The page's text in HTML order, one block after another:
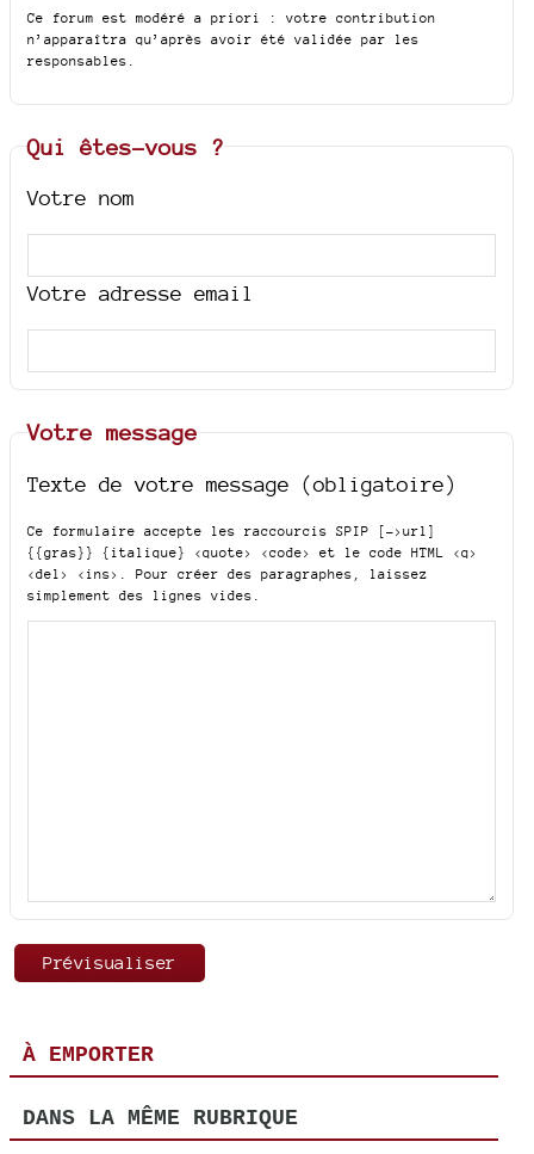
Ce forum est modéré a priori : votre contribution
n’apparaîtra qu’après avoir été validée par les
responsables.
Qui êtes-vous ?
Votre nom
Votre adresse email
Votre message
Texte de votre message (obligatoire)
Ce formulaire accepte les raccourcis SPIP
[->url]
{{gras}} {italique} <quote> <code>
et le code HTML <q>
<del> <ins>
. Pour créer des paragraphes, laissez
simplement des lignes vides.
À EMPORTER
DANS LA MÊME RUBRIQUE